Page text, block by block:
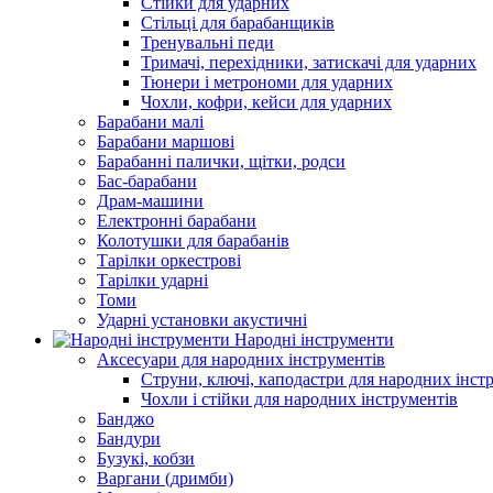
Стільці для барабанщиків
Тренувальні педи
Тримачі, перехідники, затискачі для ударних
Тюнери і метрономи для ударних
Чохли, кофри, кейси для ударних
Барабани малі
Барабани маршові
Барабанні палички, щітки, родси
Бас-барабани
Драм-машини
Електронні барабани
Колотушки для барабанів
Тарілки оркестрові
Тарілки ударні
Томи
Ударні установки акустичні
Народні інструменти
Аксесуари для народних інструментів
Струни, ключі, каподастри для народних
Чохли і стійки для народних інструментів
Банджо
Бандури
Бузукі, кобзи
Варгани (дримби)